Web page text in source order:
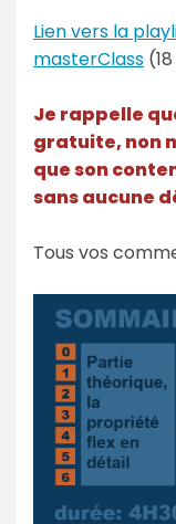
Lien vers la
masterClass
Je rappelle
gratuite, non
que son
sans aucune
Tous vos